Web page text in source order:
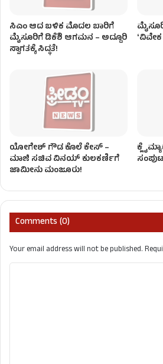
ಸಿಎಂ ಆದ ಬಳಿಕ ಮೊದಲ ಬಾರಿಗೆ
ಮೈಸೂರಿಗೆ ಡಿಕೆಶಿ ಆಗಮನ – ಅದ್ದೂರಿ
ಸ್ವಾಗತಕ್ಕೆ ಸಿದ್ಧತೆ!
ಯೋಗೇಶ್ ಗೌಡ ಕೊಲೆ ಕೇಸ್ –
ಮಾಜಿ ಸಚಿವ ವಿನಯ್ ಕುಲಕರ್ಣಿಗೆ
ಜಾಮೀನು ಮಂಜೂರು!
Comments (0)
Your email address will not be published.